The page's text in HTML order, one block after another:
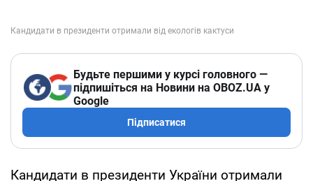
Будьте першими у курсі головного —
підпишіться на Новини на OBOZ.UA у
Google
Підписатися
Кандидати в президенти України отримали